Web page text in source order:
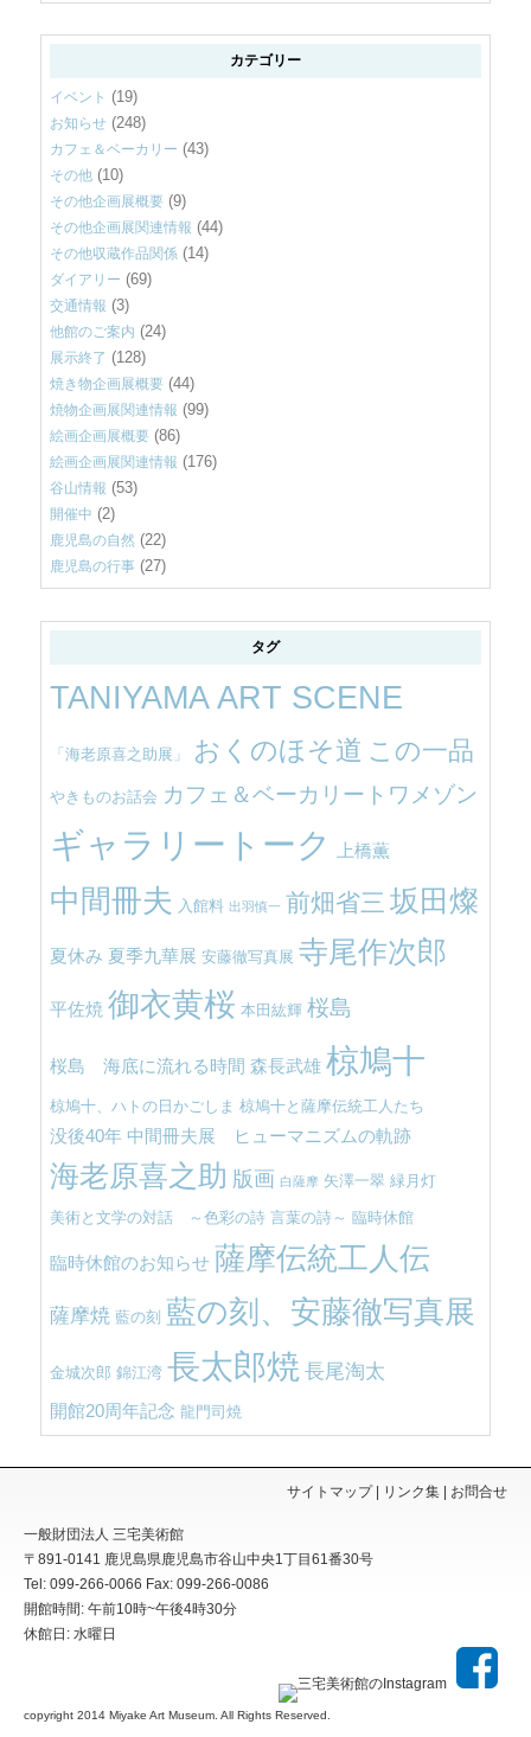
カテゴリー
イベント (19)
お知らせ (248)
カフェ＆ベーカリー (43)
その他 (10)
その他企画展概要 (9)
その他企画展関連情報 (44)
その他収蔵作品関係 (14)
ダイアリー (69)
交通情報 (3)
他館のご案内 (24)
展示終了 (128)
焼き物企画展概要 (44)
焼物企画展関連情報 (99)
絵画企画展概要 (86)
絵画企画展関連情報 (176)
谷山情報 (53)
開催中 (2)
鹿児島の自然 (22)
鹿児島の行事 (27)
タグ
TANIYAMA ART SCENE
「海老原喜之助展」 おくのほそ道 この一品
やきものお話会 カフェ＆ベーカリートワメゾン
ギャラリートーク 上橋薫
中間冊夫 入館料 出羽慎一 前畑省三 坂田燦
夏休み 夏季九華展 安藤徹写真展 寺尾作次郎
平佐焼 御衣黄桜 本田紘輝 桜島
桜島 海底に流れる時間 森長武雄 椋鳩十
椋鳩十、ハトの日かごしま 椋鳩十と薩摩伝統工人たち
没後40年 中間冊夫展 ヒューマニズムの軌跡
海老原喜之助 版画 白薩摩 矢澤一翠 緑月灯
美術と文学の対話 ～色彩の詩 言葉の詩～ 臨時休館
臨時休館のお知らせ 薩摩伝統工人伝
薩摩焼 藍の刻 藍の刻、安藤徹写真展
金城次郎 錦江湾 長太郎焼 長尾淘太
開館20周年記念 龍門司焼
サイトマップ リンク集 お問合せ
一般財団法人 三宅美術館
〒891-0141 鹿児島県鹿児島市谷山中央1丁目61番30号
Tel: 099-266-0066 Fax: 099-266-0086
開館時間: 午前10時~午後4時30分
休館日: 水曜日
copyright 2014 Miyake Art Museum . All Rights Reserved.